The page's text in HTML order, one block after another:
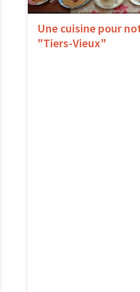
Une cuisine pour
"Tiers-Vieux"